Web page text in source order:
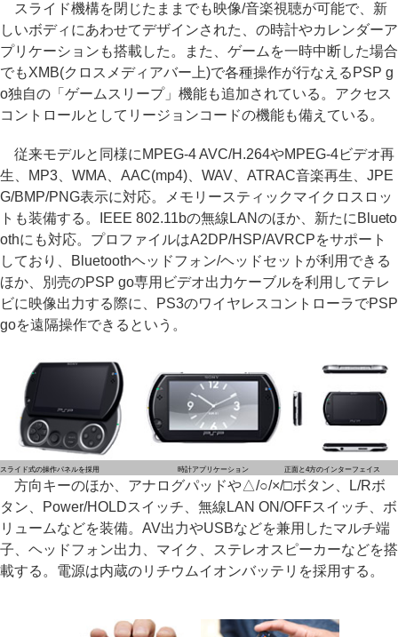
スライド機構を閉じたままでも映像/音楽視聴が可能で、新
しいボディにあわせてデザインされた、の時計やカレンダーア
プリケーションも搭載した。また、ゲームを一時中断した場合
でもXMB(クロスメディアバー上)で各種操作が行なえるPSP g
o独自の「ゲームスリープ」機能も追加されている。アクセス
コントロールとしてリージョンコードの機能も備えている。
従来モデルと同様にMPEG-4 AVC/H.264やMPEG-4ビデオ再
生、MP3、WMA、AAC(mp4)、WAV、ATRAC音楽再生、JPE
G/BMP/PNG表示に対応。メモリースティックマイクロスロッ
トも装備する。IEEE 802.11bの無線LANのほか、新たにBlueto
othにも対応。プロファイルはA2DP/HSP/AVRCPをサポート
しており、Bluetoothヘッドフォン/ヘッドセットが利用できる
ほか、別売のPSP go専用ビデオ出力ケーブルを利用してテレ
ビに映像出力する際に、PS3のワイヤレスコントローラでPSP
goを遠隔操作できるという。
スライド式の操作パネルを採用 時計アプリケーション 正面と4方のインターフェイス
方向キーのほか、アナログパッドや△/○/×/□ボタン、L/Rボ
タン、Power/HOLDスイッチ、無線LAN ON/OFFスイッチ、ボ
リュームなどを装備。AV出力やUSBなどを兼用したマルチ端
子、ヘッドフォン出力、マイク、ステレオスピーカーなどを搭
載する。電源は内蔵のリチウムイオンバッテリを採用する。